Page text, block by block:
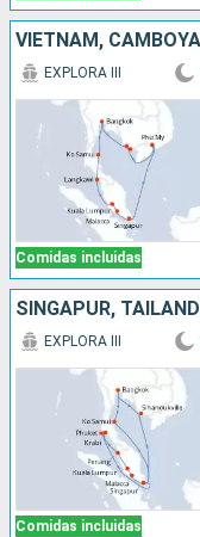
Comidas incluidas
EXPLORA III
Comidas incluidas
EXPLORA III